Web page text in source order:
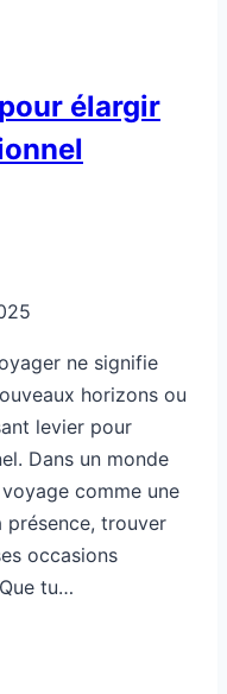
élargir
ne signifie
horizons ou
levier pour
Dans un monde
comme une
trouver
occasions
tu…